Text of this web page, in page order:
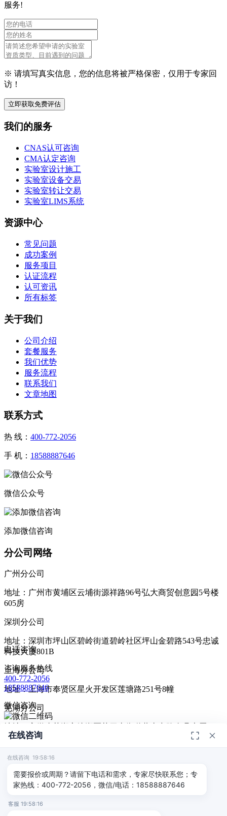
服务!
※ 请填写真实信息，您的信息将被严格保密，仅用于专家回
访！
立即获取免费评估
我们的服务
CNAS认可咨询
CMA认定咨询
实验室设计施工
实验室设备交易
实验室转让交易
实验室LIMS系统
资源中心
常见问题
成功案例
服务项目
认证流程
认可资讯
所有标签
关于我们
公司介绍
套餐服务
我们优势
服务流程
联系我们
文章地图
联系方式
热 线： 400-772-2056
手 机： 18588887646
微信公众号
添加微信咨询
分公司网络
广州分公司
地址：广州市黄埔区云埔街源祥路96号弘大商贸创意园5号楼
605房
深圳分公司
地址：深圳市坪山区碧岭街道碧岭社区坪山金碧路543号忠诚
科技大厦801B
上海分公司
地址：上海市奉贤区星火开发区莲塘路251号8幢
芜湖分公司
© 2026深圳市德恺检测有限公司版权所有 -宣传册|粤ICP备
2025393459号-1
电话咨询
咨询服务热线
400-772-2056
18588887646
微信咨询
扫码添加微信咨询
给我回电
在线咨询
在线咨询 19:58:16
需要报价或周期？请留下电话和需求，专家尽快联系您；专
家热线：400-772-2056，微信/电话：18588887646
客服 19:58:16